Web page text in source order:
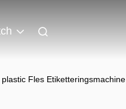
Fles Etiketteringsmachine